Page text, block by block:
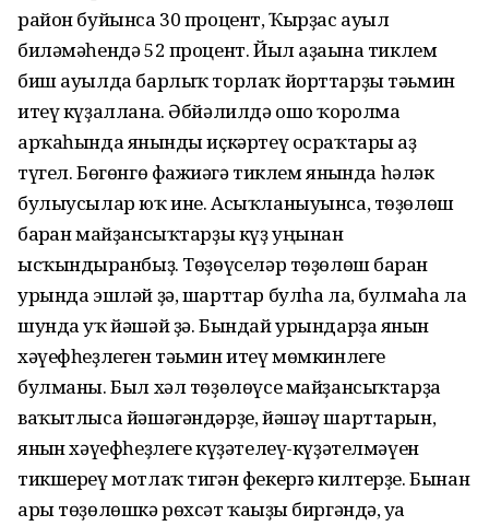
район буйынса 30 процент, Ҡырҙас ауыл
биләмәһендә 52 процент. Йыл аҙағына тиклем
биш ауылда барлыҡ торлаҡ йорттарҙы тәьмин
итеү күҙаллана. Әбйәлилдә ошо ҡоролма
арҡаһында янғынды иҫкәртеү осраҡтары аҙ
түгел. Бөгөнгө фажиғәгә тиклем янғында һәләк
булыусылар юҡ ине. Асыҡланыуынса, төҙөлөш
барған майҙансыҡтарҙы күҙ уңынан
ысҡындырғанбыҙ. Төҙөүселәр төҙөлөш барған
урында эшләй ҙә, шарттар булһа ла, булмаһа ла
шунда уҡ йәшәй ҙә. Бындай урындарҙа янғын
хәүефһеҙлеген тәьмин итеү мөмкинлеге
булманы. Был хәл төҙөлөүсе майҙансыҡтарҙа
ваҡытлыса йәшәгәндәрҙе, йәшәү шарттарын,
янғын хәүефһеҙлеге күҙәтелеү-күҙәтелмәүен
тикшереү мотлаҡ тигән фекергә килтерҙе. Бынан
ары төҙөлөшкә рөхсәт ҡағыҙы биргәндә, уға